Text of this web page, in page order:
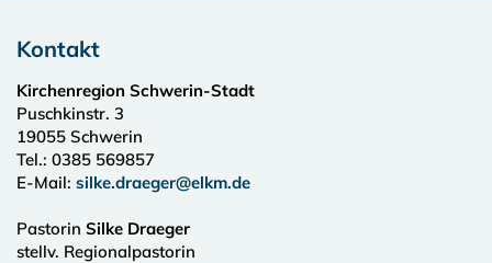
Kontakt
Kirchenregion Schwerin-Stadt
Puschkinstr. 3
19055 Schwerin
Tel.: 0385 569857
E-Mail: silke.draeger@elkm.de
Pastorin Silke Draeger
stellv. Regionalpastorin